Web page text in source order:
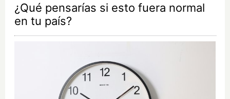
¿Qué pensarías si esto fuera normal
en tu país?